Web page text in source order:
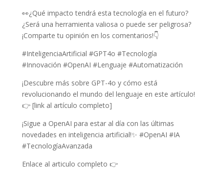
👀¿Qué impacto tendrá esta tecnología en el futuro?
¿Será una herramienta valiosa o puede ser peligrosa?
¡Comparte tu opinión en los comentarios!👇
#InteligenciaArtificial #GPT4o #Tecnología
#Innovación #OpenAI #Lenguaje #Automatización
¡Descubre más sobre GPT-4o y cómo está
revolucionando el mundo del lenguaje en este artículo!
👉 [link al artículo completo]
¡Sigue a OpenAI para estar al día con las últimas
novedades en inteligencia artificial!✨ #OpenAI #IA
#TecnologíaAvanzada
Enlace al articulo completo 👉